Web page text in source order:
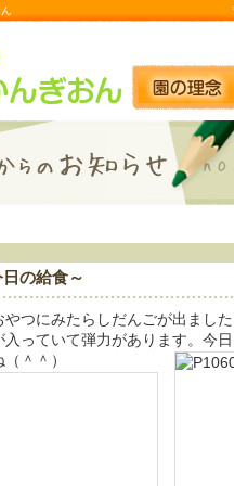
の給食～
つにみたらしだんごが出まし
っていて弾力があります。今
＾＾ ）